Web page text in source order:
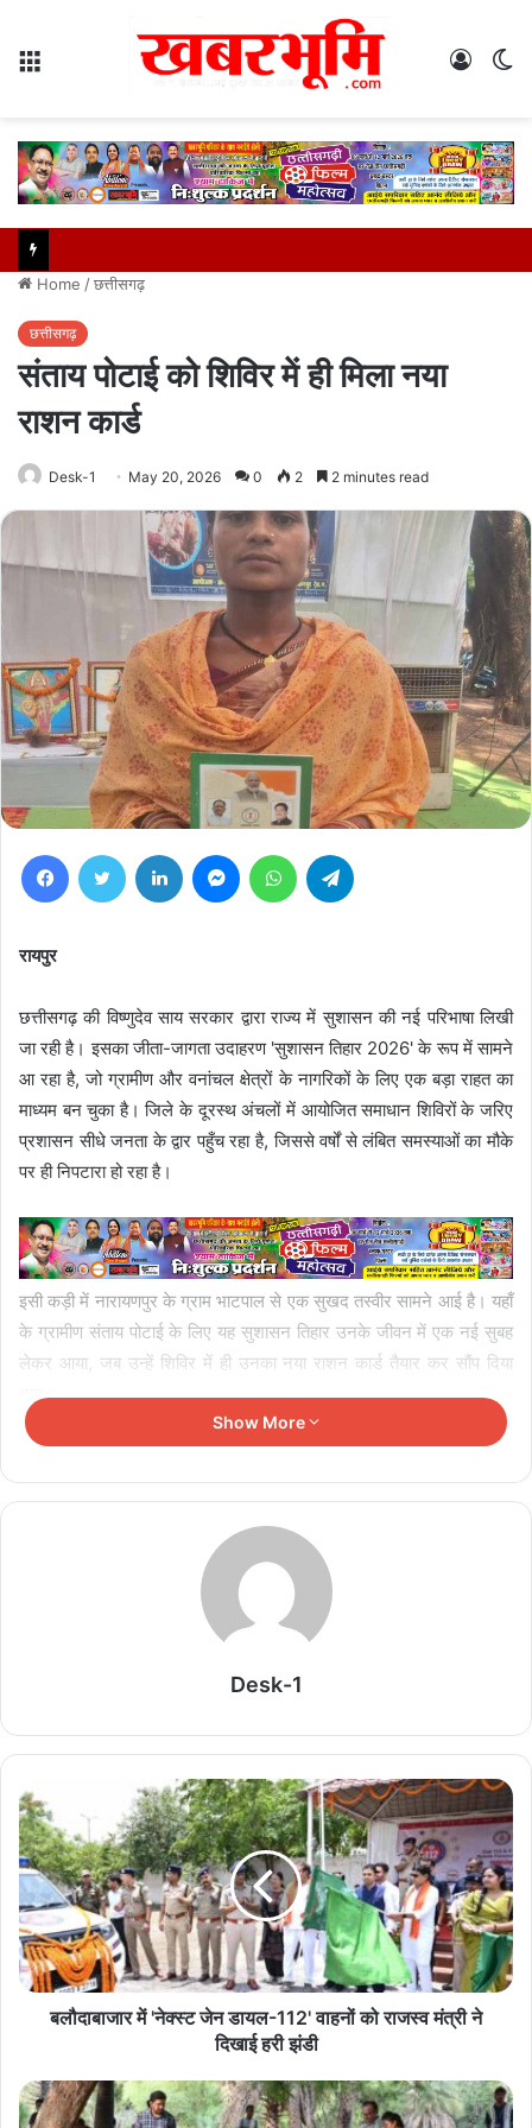
Log
Home /छत्तीसगढ़
छत्तीसगढ़
संताय पोटाई को शिविर में ही मिला नया
राशन कार्ड
Desk-1 May 20, 2026 0 2 2 minutes read
FacebookTwitter LinkedIn MessengerWhatsApp
रायपुर
छत्तीसगढ़ की विष्णुदेव साय सरकार द्वारा राज्य में सुशासन की नई परिभाषा लिखी
जा रही है। इसका जीता-जागता उदाहरण 'सुशासन तिहार 2026' के रूप में सामने
आ रहा है, जो ग्रामीण और वनांचल क्षेत्रों के नागरिकों के लिए एक बड़ा राहत का
माध्यम बन चुका है। जिले के दूरस्थ अंचलों में आयोजित समाधान शिविरों के जरिए
प्रशासन सीधे जनता के द्वार पहुँच रहा है, जिससे वर्षों से लंबित समस्याओं का मौके
पर ही निपटारा हो रहा है। ​
इसी कड़ी में नारायणपुर के ग्राम भाटपाल से एक सुखद तस्वीर सामने आई है। यहाँ
के ग्रामीण संताय पोटाई के लिए यह सुशासन तिहार उनके जीवन में एक नई सुबह
लेकर आया, जब उन्हें शिविर में ही उनका नया राशन कार्ड तैयार कर सौंप दिया
गया।
न होने के कारण उनका परिवार जनवितरण प्रणाली (PDS) के तहत मिलने वाले
रियायती खाद्यान्न से वंचित था। उन्होंने पहले भी कई प्रयास किए, लेकिन
भौगोलिक दूरी और प्रक्रियाओं के चलते बात नहीं बन पा रही थी। इस पर उन्होंने
कहा कि मैं थक चुका था, लेकिन सुशासन तिहार के शिविर ने मेरी चिंता दूर कर दी।
नियमित रूप से सरकारी राशन आएगा।
Related Articles
सामाजिक सुरक्षा से आत्मनिर्भरता की राह पर
August 6, 2026
बलौदाबाजार के ऐतिहासिक विकास और युवाओं के स्वर्णिम
August 6, 2026
CGPSC SI रिजल्ट में चौंकाने वाला मामला, ‘NEWS’ और
‘SPACERANI’ एंट्री को लेकर उठे सवाल
Show More
Desk-1
बलौदाबाजार में 'नेक्स्ट जेन डायल-112' वाहनों को राजस्व मंत्री ने
दिखाई हरी झंडी